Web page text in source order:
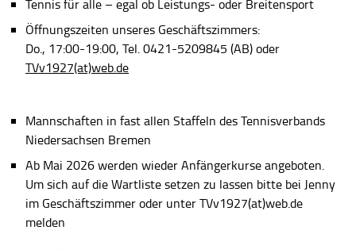
Tennis für alle – egal ob Leistungs- oder Breitensport
Öffnungszeiten unseres Geschäftszimmers:
Do., 17:00-19:00, Tel. 0421-5209845 (AB) oder
TVv1927(at)web.de
Mannschaften in fast allen Staffeln des Tennisverbands
Niedersachsen Bremen
Ab Mai 2026 werden wieder Anfängerkurse angeboten.
Um sich auf die Wartliste setzen zu lassen bitte bei Jenny
im Geschäftszimmer oder unter TVv1927(at)web.de
melden